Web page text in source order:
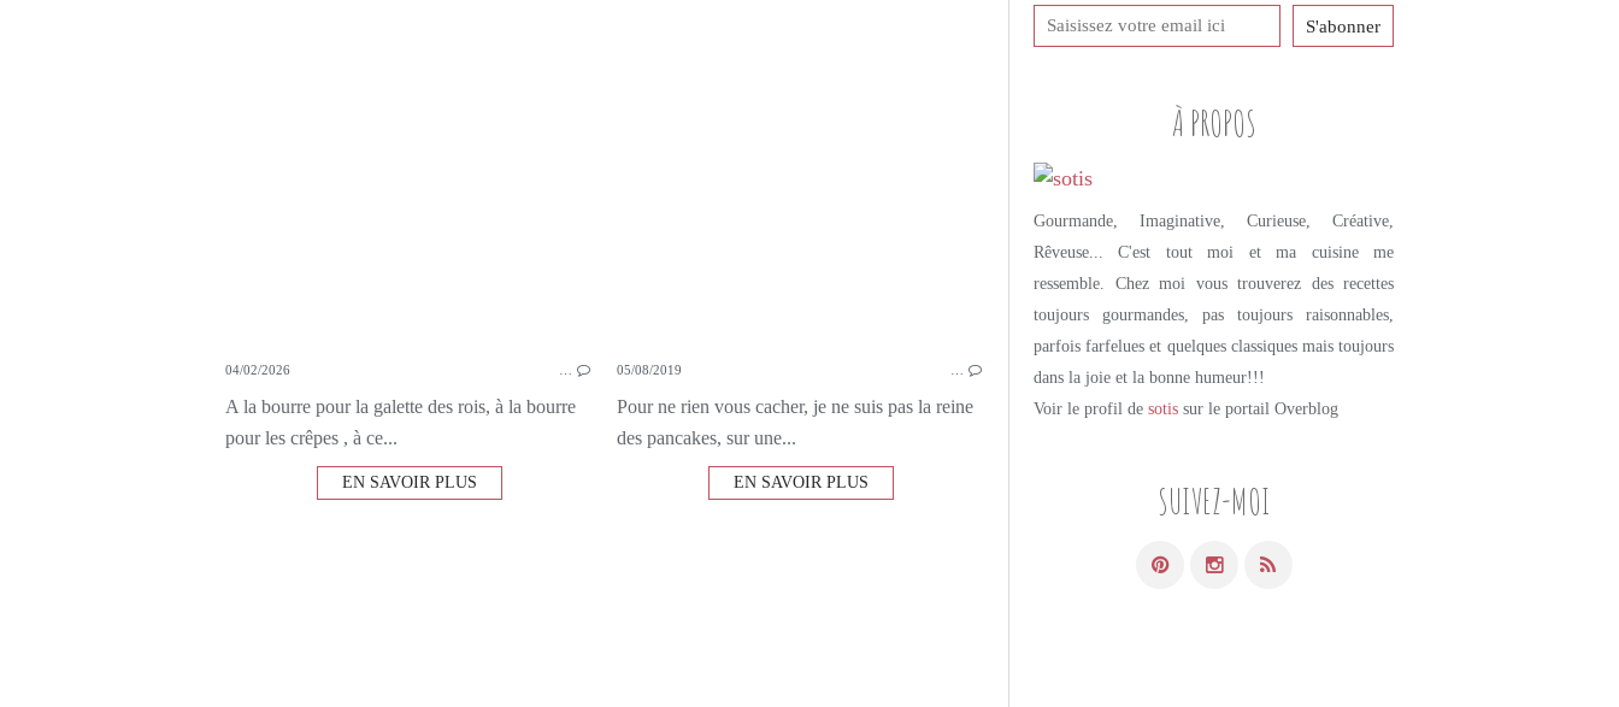
04/02/2026
A la bourre pour la galette des rois, à la bourre
pour les crêpes , à ce...
EN SAVOIR PLUS
MIEL
JUS DE POMME
FLOCONS D'AVOINE
05/08/2019
Pour ne rien vous cacher, je ne suis pas la reine
des pancakes, sur une...
EN SAVOIR PLUS SUIVEZ-MOI
À PROPOS
Gourmande, Imaginative, Curieuse, Créative,
Rêveuse... C'est tout moi et ma cuisine me
ressemble. Chez moi vous trouverez des recettes
toujours gourmandes, pas toujours raisonnables,
parfois farfelues et quelques classiques mais toujours
dans la joie et la bonne humeur!!!
Voir le profil de sotis sur le portail Overblog